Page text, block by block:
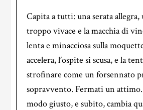
Capita a tutti: una serata
troppo vivace e la macchia di
lenta e minacciosa sulla
accelera, l’ospite si scusa, e la
strofinare come un forsennato
sopravvento. Fermati un
modo giusto, e subito, cambia